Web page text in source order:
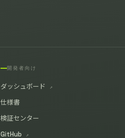
開発者向け
ダッシュボード ↗
仕様書
検証センター
GitHub
↗